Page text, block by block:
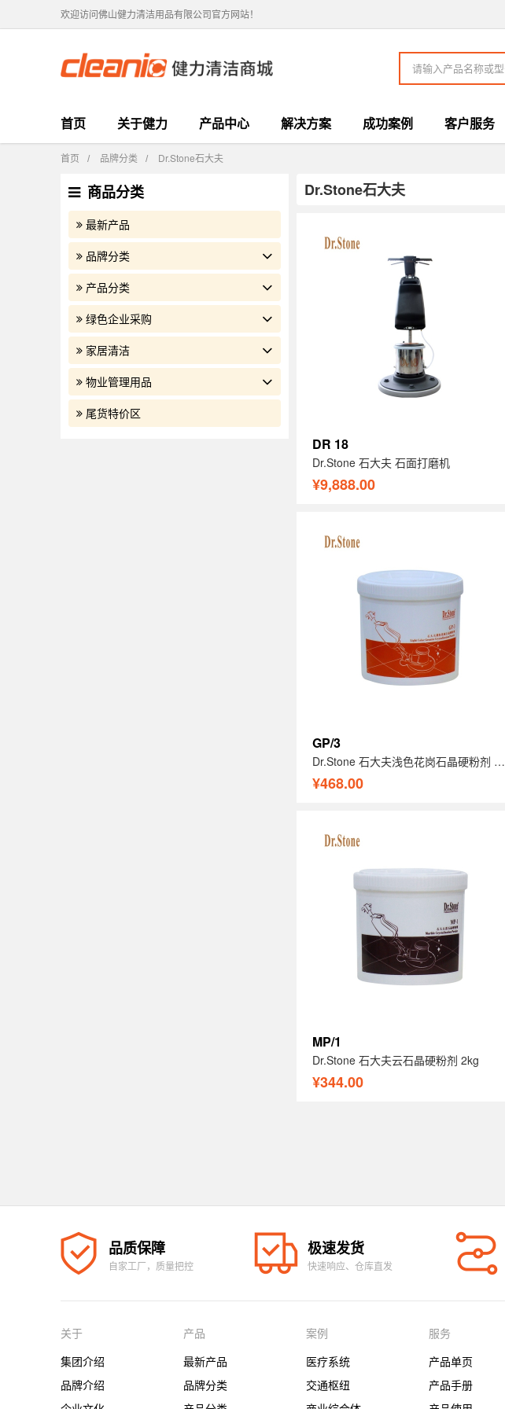
欢迎访问佛山健力清洁用品有限公司官方网站！
首页 关于健力 产品中心 解决方案 成功案例 客户服务
首页 / 品牌分类 / Dr.Stone石大夫
商品分类
最新产品
品牌分类
产品分类
绿色企业采购
家居清洁
物业管理用品
尾货特价区
Dr.Stone石大夫
DR 18
Dr.Stone 石大夫 石面打磨机
¥9,888.00
GP/3
Dr.Stone 石大夫浅色花岗石晶硬粉剂 2kg
¥468.00
MP/1
Dr.Stone 石大夫云石晶硬粉剂 2kg
¥344.00
品质保障
自家工厂，质量把控
极速发货
快速响应、仓库直发
关于
集团介绍
品牌介绍
产品
最新产品
品牌分类
案例
医疗系统
交通枢纽
服务
产品单页
产品手册